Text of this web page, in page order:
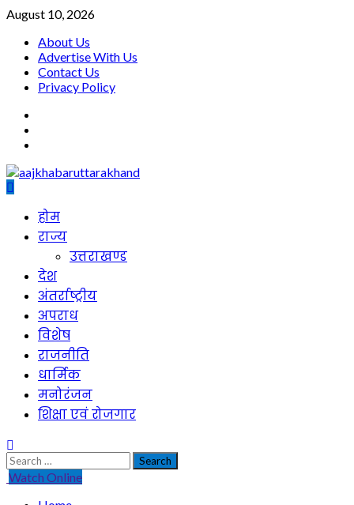
Skip
content
August 10, 2026
About Us
Advertise With Us
Contact Us
Privacy Policy
Primaryहोम
राज्य
उत्तराखण्ड
देश
अंतर्राष्ट्रीय
अपराध
विशेष
राजनीति
धार्मिक
मनोरंजन
शिक्षा एवं रोजगार
Search
for:
Watch Online